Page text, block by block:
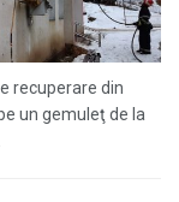
recuperare din
un gemuleţ de la